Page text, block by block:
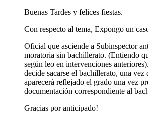
Buenas Tardes y felices fiestas.
Con respecto al tema, Expongo un
Oficial que asciende a Subinspector
moratoria sin bachillerato. (Entiendo
según leo en intervenciones
decide sacarse el bachillerato, una vez
aparecerá reflejado el grado una vez
documentación correspondiente al
Gracias por anticipado!